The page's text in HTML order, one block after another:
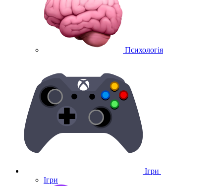
Психологія
Ігри
Ігри